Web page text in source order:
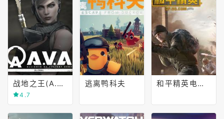
战地之王(A.V.A.: Alliance of Valiant Arms)
4.7
逃离鸭科夫 和平精英电脑版